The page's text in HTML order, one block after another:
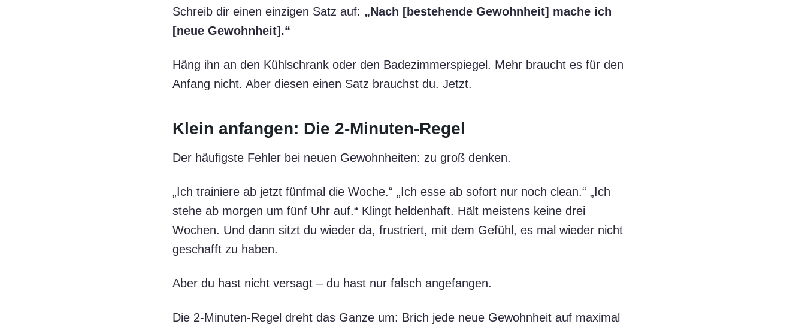
Schreib dir einen einzigen Satz auf: „Nach [bestehende Gewohnheit] mache ich
[neue Gewohnheit].“
Häng ihn an den Kühlschrank oder den Badezimmerspiegel. Mehr braucht es für den
Anfang nicht. Aber diesen einen Satz brauchst du. Jetzt.
Klein anfangen: Die 2-Minuten-Regel
Der häufigste Fehler bei neuen Gewohnheiten: zu groß denken.
„Ich trainiere ab jetzt fünfmal die Woche.“ „Ich esse ab sofort nur noch clean.“ „Ich
stehe ab morgen um fünf Uhr auf.“ Klingt heldenhaft. Hält meistens keine drei
Wochen. Und dann sitzt du wieder da, frustriert, mit dem Gefühl, es mal wieder nicht
geschafft zu haben.
Aber du hast nicht versagt – du hast nur falsch angefangen.
Die 2-Minuten-Regel dreht das Ganze um: Brich jede neue Gewohnheit auf maximal